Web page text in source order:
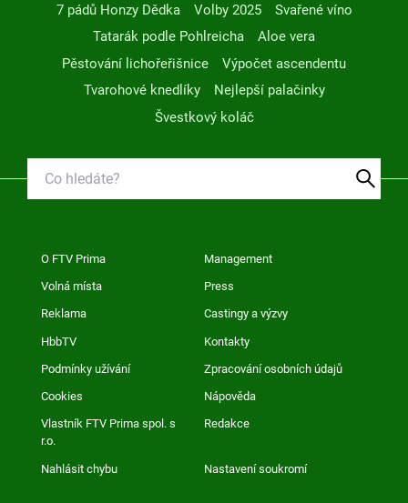
7 pádů Honzy Dědka
Volby 2025
Svařené víno
Tatarák podle Pohlreicha
Aloe vera
Pěstování lichořeřišnice
Výpočet ascendentu
Tvarohové knedlíky
Nejlepší palačinky
Švestkový koláč
O FTV Prima Management
Volná místa Press
Reklama Castingy a výzvy
HbbTV Kontakty
Podmínky užívání Zpracování osobních údajů
Cookies Nápověda
Vlastník FTV Prima spol. s
r.o.
Redakce
Nahlásit chybu Nastavení soukromí